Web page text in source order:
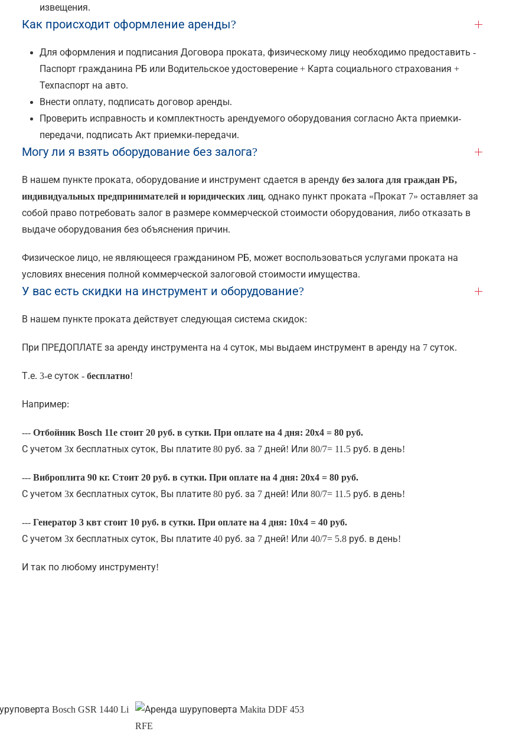
извещения.
Как происходит оформление аренды?
Для оформления и подписания Договора проката, физическому лицу необходимо предоставить -
Паспорт гражданина РБ или Водительское удостоверение + Карта социального страхования +
Техпаспорт на авто.
Внести оплату, подписать договор аренды.
Проверить исправность и комплектность арендуемого оборудования согласно Акта приемки-
передачи, подписать Акт приемки-передачи.
Могу ли я взять оборудование без залога?
В нашем пункте проката, оборудование и инструмент сдается в аренду без залога для граждан РБ,
индивидуальных предпринимателей и юридических лиц, однако пункт проката «Прокат 7» оставляет за
собой право потребовать залог в размере коммерческой стоимости оборудования, либо отказать в
выдаче оборудования без объяснения причин.
Физическое лицо, не являющееся гражданином РБ, может воспользоваться услугами проката на
условиях внесения полной коммерческой залоговой стоимости имущества.
У вас есть скидки на инструмент и оборудование?
В нашем пункте проката действует следующая система скидок:
При ПРЕДОПЛАТЕ за аренду инструмента на 4 суток, мы выдаем инструмент в аренду на 7 суток.
Т.е. 3-е суток - бесплатно!
Например:
--- Отбойник Bosch 11e стоит 20 руб. в сутки. При оплате на 4 дня: 20х4 = 80 руб.
С учетом 3х бесплатных суток, Вы платите 80 руб. за 7 дней! Или 80/7= 11.5 руб. в день!
--- Виброплита 90 кг. Стоит 20 руб. в сутки. При оплате на 4 дня: 20х4 = 80 руб.
С учетом 3х бесплатных суток, Вы платите 80 руб. за 7 дней! Или 80/7= 11.5 руб. в день!
--- Генератор 3 квт стоит 10 руб. в сутки. При оплате на 4 дня: 10х4 = 40 руб.
С учетом 3х бесплатных суток, Вы платите 40 руб. за 7 дней! Или 40/7= 5.8 руб. в день!
И так по любому инструменту!